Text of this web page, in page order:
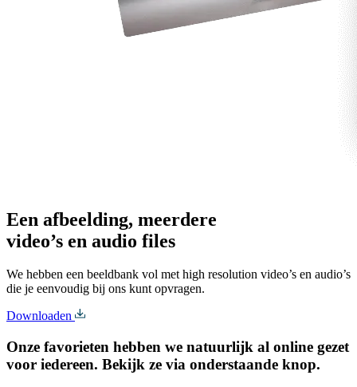
Een afbeelding, meerdere
video’s en audio files
We hebben een beeldbank vol met high resolution video’s en audio’s
die je eenvoudig bij ons kunt opvragen.
Downloaden
Onze favorieten hebben we natuurlijk al online gezet
voor iedereen. Bekijk ze via onderstaande knop.